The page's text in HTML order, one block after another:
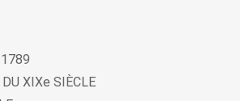
XIXe SIÈCLE